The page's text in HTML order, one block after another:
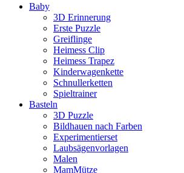
Baby
3D Erinnerung
Erste Puzzle
Greiflinge
Heimess Clip
Heimess Trapez
Kinderwagenkette
Schnullerketten
Spieltrainer
Basteln
3D Puzzle
Bildhauen nach Farben
Experimentierset
Laubsägenvorlagen
Malen
MamMütze